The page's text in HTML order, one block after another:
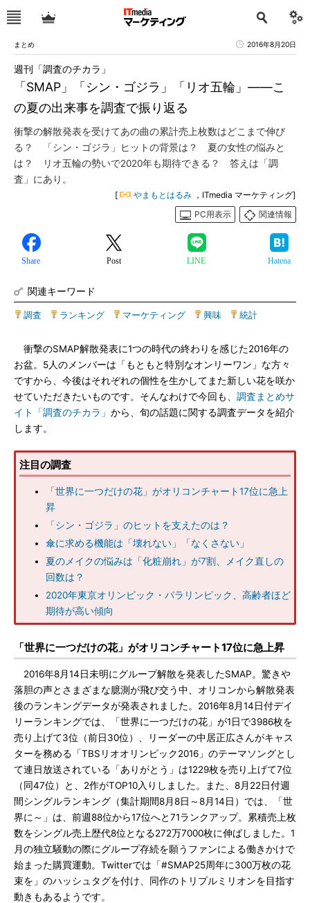
まとめ 2016年8月20日
「SMAP」「シン・ゴジラ」「リオ五輪」――こ
の夏の出来事を調査で振り返る
週刊「調査のチカラ」
衝撃の解散発表を受けてあの曲の累計売上枚数はどこまで伸び
る？ 「シン・ゴジラ」ヒットの背景は？ 夏の女性の悩みと
は？ リオ五輪の勢いで2020年も期待できる？ 答えは「調
査」にあり。
[ やまもとはるみ ，ITmedia マーケティング]
PC用表示
関連情報
Share Post LINE Hatena
関連キーワード
調査 ランキング マーケティング 興味 統計
衝撃のSMAP解散発表に1つの時代の終わりを感じた2016年の
お盆。5人のメンバーは「もともと特別なオンリーワン」な方々
ですから、今後はそれぞれの個性を生かしてまた新しい花を咲か
せていただきたいものです。そんなわけで今回も、 調査まとめサ
イト「調査のチカラ」 から、旬の話題に関する調査データを紹介
します。
注目の調査
「世界に一つだけの花」がオリコンチャート17位に急上
昇
「シン・ゴジラ」のヒットを支えたのは？
傘に求める機能は「壊れない」「なくさない」
夏のメイクの悩みは「化粧崩れ」が7割、メイク直しの
回数は？
2020年東京オリンピック・パラリンピック、高齢者ほど
期待が高い傾向
「世界に一つだけの花」がオリコンチャート17位に急上昇
2016年8月14日未明にグループ解散を発表したSMAP。驚きや
落胆の声とさまざまな臆測が飛び交う中、オリコンから解散発表
後のランキングデータが発表されました。2016年8月14日付デイ
リーランキングでは、「世界に一つだけの花」が1日で3986枚を
売り上げて3位（前日30位）、リーダーの中居正広さんがキャス
ターを務める「TBSリオオリンピック2016」のテーマソングとし
て連日放送されている「ありがとう」は1229枚を売り上げて7位
（同47位）と、2作がTOP10入りしました。また、8月22日付週
間シングルランキング（集計期間8月8日～8月14日）では、「世
界に～」は、前週88位から17位へと71ランクアップ。累積売上枚
数をシングル売上歴代8位となる272万7000枚に伸ばしました。1
月の独立騒動の際にグループ存続を願うファンによる働きかけで
始まった購買運動。Twitterでは「#SMAP25周年に300万枚の花
束を」のハッシュタグを付け、同作のトリプルミリオンを目指す
動きもあるようです。